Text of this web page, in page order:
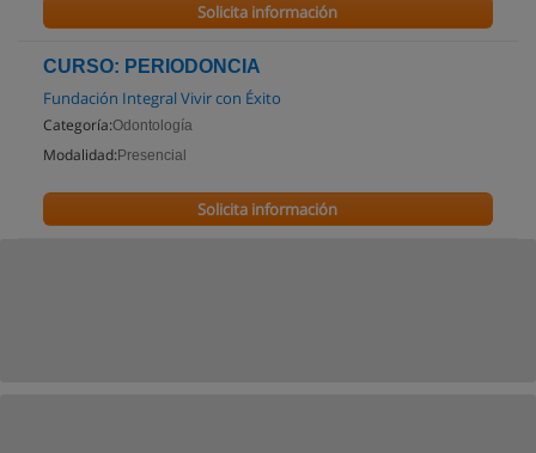
Solicita información
CURSO: PERIODONCIA
Fundación Integral Vivir con Éxito
Categoría:Odontología
Modalidad: Presencial
Solicita información